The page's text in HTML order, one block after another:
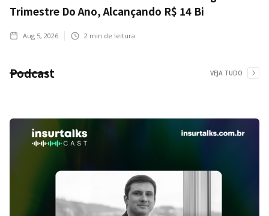
Trimestre Do Ano, Alcançando R$ 14 Bi
Aug 5, 2026 2 min de leitura
Podcast VEJA TUDO